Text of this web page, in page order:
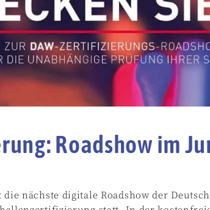
Roadshow im
nächste digitale Roadshow der